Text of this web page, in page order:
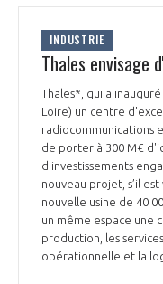
INDUSTRIE
Thales envisage
Thales*, qui a
Loire) un centre
radiocommunications
de porter à 300 M€
d'investissements
nouveau projet, s’il
nouvelle usine de 40
un même espace une
production, les
opérationnelle et la